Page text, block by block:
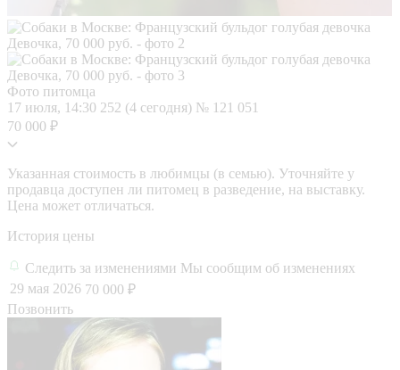
Фото питомца
17 июля, 14:30 252 (4 сегодня) № 121 051
70 000 ₽
Указанная стоимость в любимцы (в семью). Уточняйте у
продавца доступен ли питомец в разведение, на выставку.
Цена может отличаться.
История цены
Следить за изменениями Мы сообщим об изменениях
29 мая 2026 70 000 ₽
Позвонить